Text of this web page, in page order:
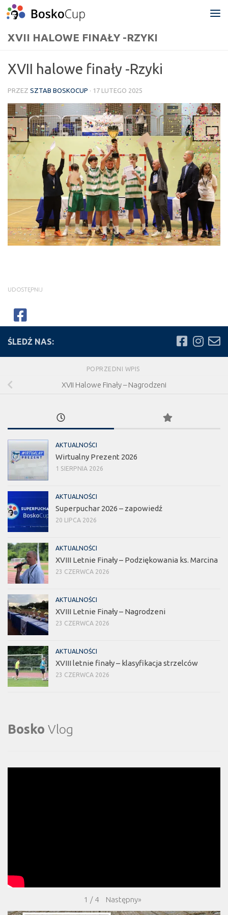
Przejdź do treści
XVII HALOWE FINAŁY -RZYKI
XVII halowe finały -Rzyki
PRZEZ SZTAB BOSKOCUP · 17 LUTEGO 2025
UDOSTĘPNIJ
ŚLEDŹ NAS:
POPRZEDNI WPIS
XVII Halowe Finały – Nagrodzeni
AKTUALNOŚCI
Wirtualny Prezent 2026
1 SIERPNIA 2026
AKTUALNOŚCI
Superpuchar 2026 – zapowiedź
20 LIPCA 2026
AKTUALNOŚCI
XVIII Letnie Finały – Podziękowania ks. Marcina
23 CZERWCA 2026
AKTUALNOŚCI
XVIII Letnie Finały – Nagrodzeni
23 CZERWCA 2026
AKTUALNOŚCI
XVIII letnie finały – klasyfikacja strzelców
23 CZERWCA 2026
Bosko Vlog
1 / 4 Następny»